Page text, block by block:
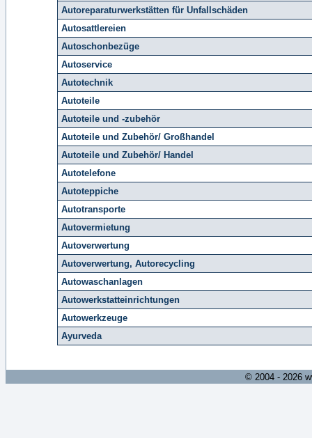
Autoreparaturwerkstätten für Unfallschäden
Autosattlereien
Autoschonbezüge
Autoservice
Autotechnik
Autoteile
Autoteile und -zubehör
Autoteile und Zubehör/ Großhandel
Autoteile und Zubehör/ Handel
Autotelefone
Autoteppiche
Autotransporte
Autovermietung
Autoverwertung
Autoverwertung, Autorecycling
Autowaschanlagen
Autowerkstatteinrichtungen
Autowerkzeuge
Ayurveda
© 2004 - 2026